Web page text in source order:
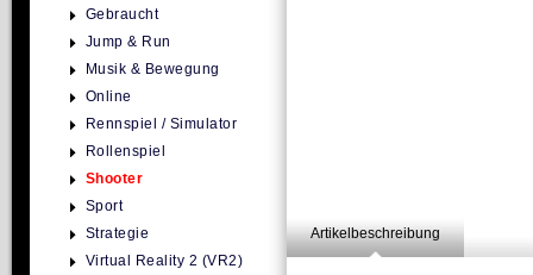
Artikelbeschreibung
Gebraucht
Jump & Run
Musik & Bewegung
Online
Rennspiel / Simulator
Rollenspiel
Shooter
Sport
Strategie
Virtual Reality 2 (VR2)